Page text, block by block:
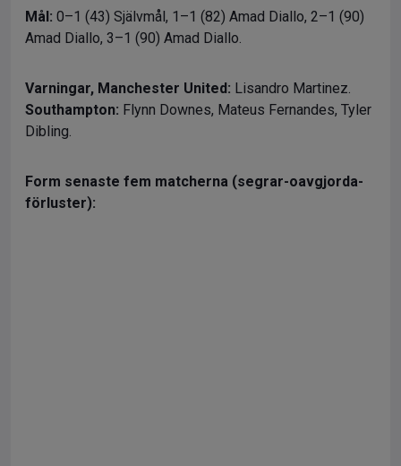
Mål: 0–1 (43) Självmål, 1–1 (82) Amad Diallo, 2–1 (90)
Amad Diallo, 3–1 (90) Amad Diallo.
Varningar, Manchester United: Lisandro Martinez.
Southampton: Flynn Downes, Mateus Fernandes, Tyler
Dibling.
Form senaste fem matcherna (segrar-oavgjorda-
förluster):